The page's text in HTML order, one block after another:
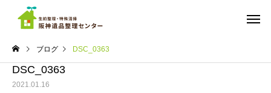
ブログ DSC_0363
DSC_0363
2021.01.16